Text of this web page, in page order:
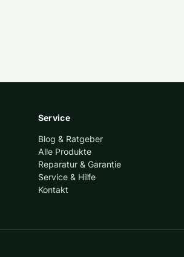
Service
Blog & Ratgeber
Alle Produkte
Reparatur & Garantie
Service & Hilfe
Kontakt